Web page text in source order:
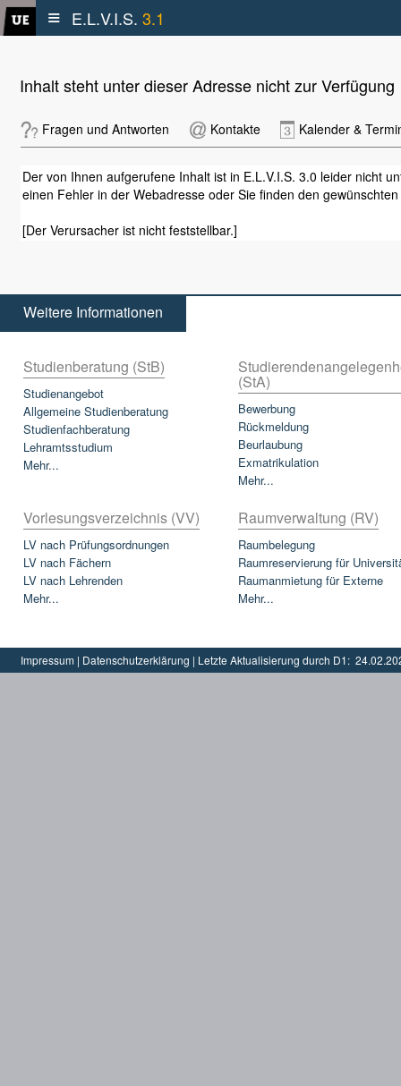
≡ E.L.V.I.S. 3.1
Inhalt steht unter dieser Adresse nicht zur Verfügung
Fragen und Antworten Kontakte Kalender &
Der von Ihnen aufgerufene Inhalt ist in E.L.V.I.S. 3.0 leider nicht
einen Fehler in der Webadresse oder Sie finden den
[Der Verursacher ist nicht feststellbar.]
Weitere Informationen
Studienberatung (StB)
Studienangebot
Allgemeine Studienberatung
Studienfachberatung
Lehramtsstudium
Mehr...
(StA)
Bewerbung
Rückmeldung
Beurlaubung
Exmatrikulation
Mehr...
Vorlesungsverzeichnis (VV)
LV nach Prüfungsordnungen
LV nach Fächern
LV nach Lehrenden
Mehr...
Raumverwaltung (RV)
Raumbelegung
Raumreservierung für
Raumanmietung für Externe
Mehr...
Impressum | Datenschutzerklärung | Letzte Aktualisierung durch D1: